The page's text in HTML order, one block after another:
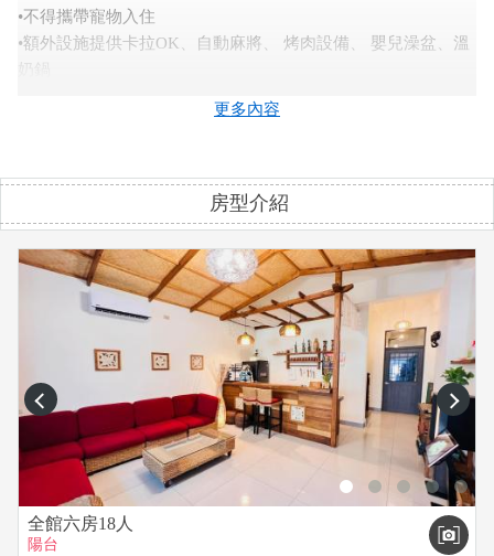
•不得攜帶寵物入住
•額外設施提供卡拉OK、自動麻將、 烤肉設備、 嬰兒澡盆、溫
何損壞、煙味殘留及其他味道，則全額退還。
•為維護下一位旅客權益，民宿室內全面禁菸，客房陽台與一樓
戶外區都有提供吸菸區。
•請愛惜使用整棟民宿的設備，也有提供卡式爐(瓦斯罐可提供用
完請自行購買)。
•烤肉區：戶外用餐桌椅組、料理台水槽、烤肉爐。
***餐具具備齊全，只需帶食材來即可喔(可代訂烤肉食材)***
•加床1人：平日$800元，假日/連續假日$1000元(包含盥洗用
品，枕頭、棉被、單人床、浴巾)。
•屋內傢俱沐浴設備、電器、擺設、房門鑰匙...等，皆為本民宿
之財產，若有破壞，照市價賠償。
•外出時請務必攜帶鑰匙，並妥善保管好鑰匙，遺失時須支付手
續費新台幣$500元整、電動門搖控器3500元整。
•個人貴重物品，請自行妥善保管，如有遺失，恕不負責，敬請
見諒。
更多內容
房型介紹
prev next
全館六房18人
陽台